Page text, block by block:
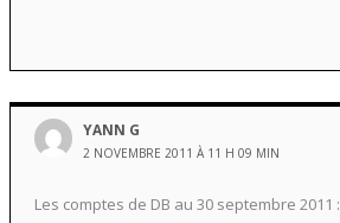
YANN G
2 NOVEMBRE 2011 À 11 H 09 MIN
Les comptes de DB au 30 septembre 2011 :